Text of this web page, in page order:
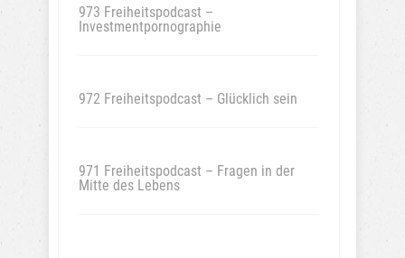
973 Freiheitspodcast –
Investmentpornographie
972 Freiheitspodcast – Glücklich sein
971 Freiheitspodcast – Fragen in der
Mitte des Lebens